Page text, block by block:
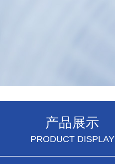
产品展示
PRODUCT DISPLAY